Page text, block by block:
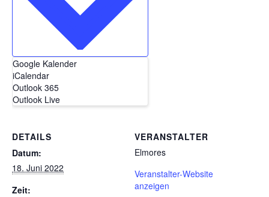
Google Kalender
iCalendar
Outlook 365
Outlook Live
DETAILS
Datum:
18. Juni 2022
Zeit:
VERANSTALTER
Elmores
Veranstalter-Website
anzeigen